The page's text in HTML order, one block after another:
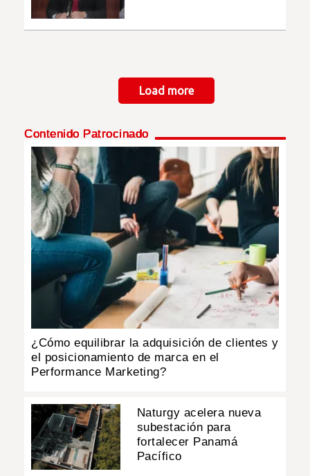
Load more
Contenido Patrocinado
¿Cómo equilibrar la adquisición de clientes y
el posicionamiento de marca en el
Performance Marketing?
Naturgy acelera nueva
subestación para
fortalecer Panamá
Pacífico